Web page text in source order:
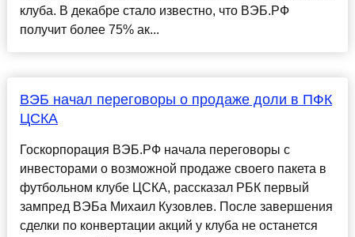
клуба. В декабре стало известно, что ВЭБ.РФ
получит более 75% ак...
ВЭБ начал переговоры о продаже доли в ПФК
ЦСКА
Госкорпорация ВЭБ.РФ начала переговоры с
инвесторами о возможной продаже своего пакета в
футбольном клубе ЦСКА, рассказал РБК первый
зампред ВЭБа Михаил Кузовлев. После завершения
сделки по конвертации акций у клуба не останется